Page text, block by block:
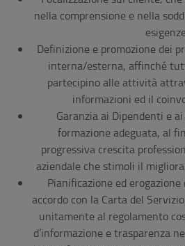
nella comprensione e nella
Definizione e promozione dei
interna/esterna, affinché
partecipino alle attività
informazioni ed il
Garanzia ai Dipendenti e
formazione adeguata, al
progressiva crescita
aziendale che stimoli il
Pianificazione ed
accordo con la Carta del
unitamente al regolamento
d’informazione e trasparenza